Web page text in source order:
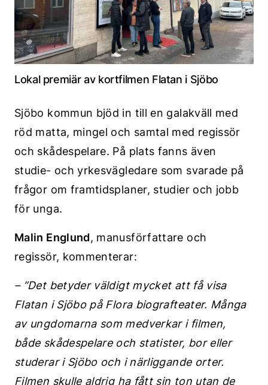
Lokal premiär av kortfilmen Flatan i Sjöbo
Sjöbo kommun bjöd in till en galakväll med
röd matta, mingel och samtal med regissör
och skådespelare. På plats fanns även
studie- och yrkesvägledare som svarade på
frågor om framtidsplaner, studier och jobb
för unga.
Malin Englund, manusförfattare och
regissör, kommenterar:
– ”Det betyder väldigt mycket att få visa
Flatan i Sjöbo på Flora biografteater. Många
av ungdomarna som medverkar i filmen,
både skådespelare och statister, bor eller
studerar i Sjöbo och i närliggande orter.
Filmen skulle aldrig ha fått sin ton utan de